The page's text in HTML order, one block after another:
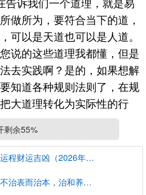
做所为，要符合当下的道，
可以是天道也可以是人道。
说的这些道理我都懂，但是
去实践啊？是的，如果想解
知道各种规则法则了，在规
大道理转化为实际性的行
道家说的道。由于篇幅过
所以不能详细的来阐述这个
文章中，我尽量浅显的来说
下，运用其符合特定道的方
剩余55%
生肖属猪人今日运势运程财运吉凶（2026年8月9日）详解查询
中医养生学强调治病不治表而治本，治和养兼顾是有必要的